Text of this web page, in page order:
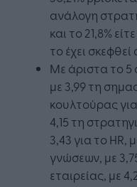
ανάλογη
και το 21,8%
το έχει
Με άριστα το 5
με 3,99 τη
κουλτούρας
4,15 τη
3,43 για το HR,
γνώσεων, με
εταιρείας, με